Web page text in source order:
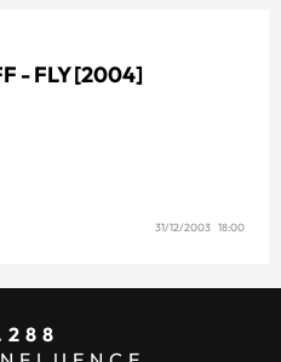
- FLY [2004]
31/12/2003 18:00